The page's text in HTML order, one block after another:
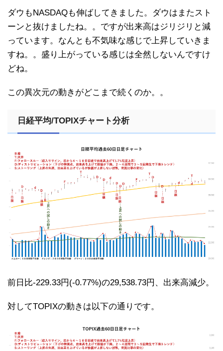
ダウもNASDAQも伸ばしてきました。ダウはまたスト
ーンと抜けましたね。。ですが出来高はジリジリと減
っています。なんとも不気味な感じで上昇していきま
すね。。盛り上がっている感じは全然しないんですけ
どね。
この異次元の動きがどこまで続くのか。。
日経平均/TOPIXチャート分析
前日比-229.33円(-0.77%)の29,538.73円、出来高減少。
対してTOPIXの動きは以下の通りです。